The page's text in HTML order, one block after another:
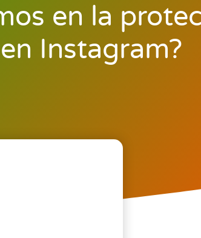
en la
Instagram?